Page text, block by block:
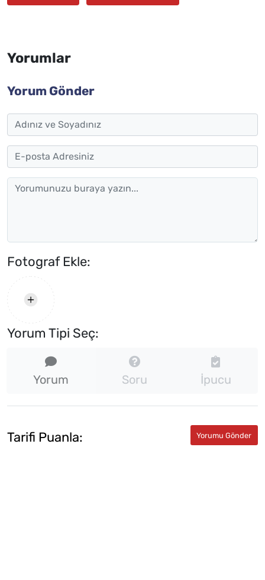
Yorumlar
Yorum Gönder
Fotograf Ekle:
Yorum Tipi Seç:
Yorum Soru İpucu
Tarifi Puanla: